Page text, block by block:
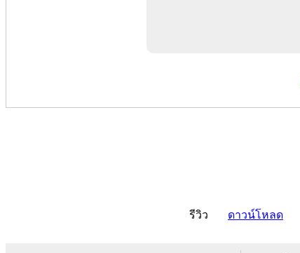
รีวิว ดาวน์โหลด